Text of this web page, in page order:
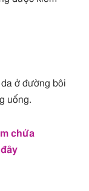
ở đường bôi
uống.
chứa